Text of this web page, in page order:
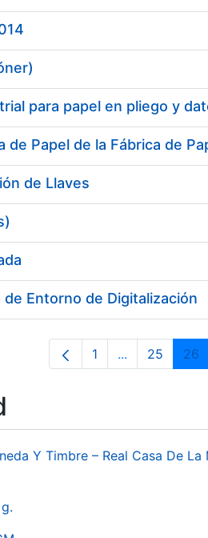
para papel en pliego y
de Llaves
Entorno de Digitalización
Page
1 ...Intermediate
Page
25 26
Y Timbre – Real Casa De La